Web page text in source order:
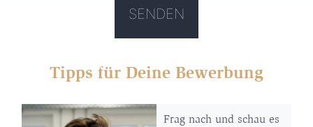
Tipps für Deine Bewerbung
Frag nach und schau es